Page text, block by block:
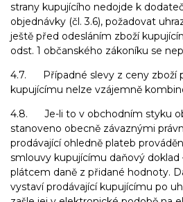
strany kupujícího nedojde k
objednávky (čl. 3.6), požadovat
ještě před odesláním zboží
odst. 1 občanského zákoníku se
4.7. Případné slevy z ceny zboží
kupujícímu nelze vzájemně
4.8. Je-li to v obchodním styku
stanoveno obecně závaznými
prodávající ohledně plateb
smlouvy kupujícímu daňový doklad
plátcem daně z přidané hodnoty.
vystaví prodávající kupujícímu po